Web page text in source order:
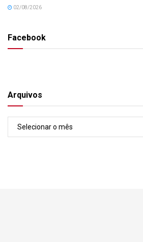
02/08/2026
Facebook
Arquivos